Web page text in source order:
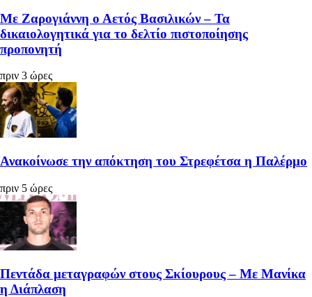
Με Ζαρογιάννη ο Αετός Βασιλικών – Τα
δικαιολογητικά για το δελτίο πιστοποίησης
προπονητή
πριν 3 ώρες
Ανακοίνωσε την απόκτηση του Στρεφέτσα η Παλέρμο
πριν 5 ώρες
Πεντάδα μεταγραφών στους Σκίουρους – Με Μανίκα
η Διάπλαση